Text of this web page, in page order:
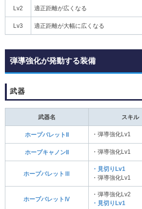
Lv2 適正距離が広くなる
Lv3 適正距離が大幅に広くなる
弾導強化が発動する装備
武器
武器名 スキル
ホープバレットII ・弾導強化Lv1
ホープキャノンII ・弾導強化Lv1
ホープバレットⅢ
・見切りLv1
・弾導強化Lv1
ホープバレットⅣ
・弾導強化Lv2
・見切りLv1